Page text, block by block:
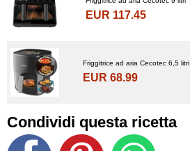
EUR 117.45
Friggitrice ad aria Cecotec 6,5 litri
EUR 68.99
Condividi questa ricetta